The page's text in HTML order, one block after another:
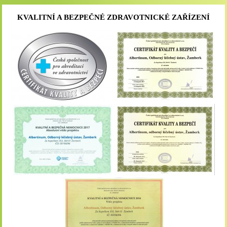
KVALITNÍ A BEZPEČNÉ ZDRAVOTNICKÉ ZAŘÍZENÍ